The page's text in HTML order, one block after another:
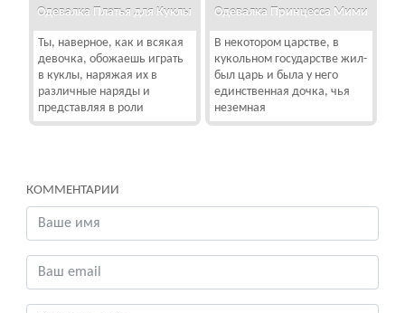
Одевалка Платья для Куклы
Ты, наверное, как и всякая
девочка, обожаешь играть
в куклы, наряжая их в
различные наряды и
представляя в роли
Одевалка Принцесса Мими
В некотором царстве, в
кукольном государстве жил-
был царь и была у него
единственная дочка, чья
неземная
КОММЕНТАРИИ